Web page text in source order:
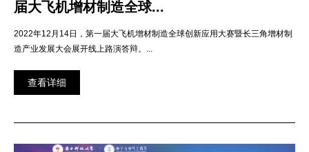
届大飞机增材制造全球...
2022年12月14日，第一届大飞机增材制造全球创新应用大赛暨长三角增材制
造产业发展大会展开线上路演答辩。...
查看详细